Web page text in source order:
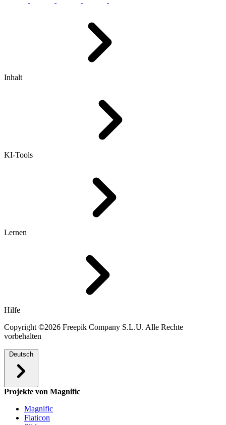
Inhalt
KI-Tools
Lernen
Hilfe
Copyright ©2026 Freepik Company S.L.U. Alle Rechte
vorbehalten
Deutsch
Projekte von Magnific
Magnific
Flaticon